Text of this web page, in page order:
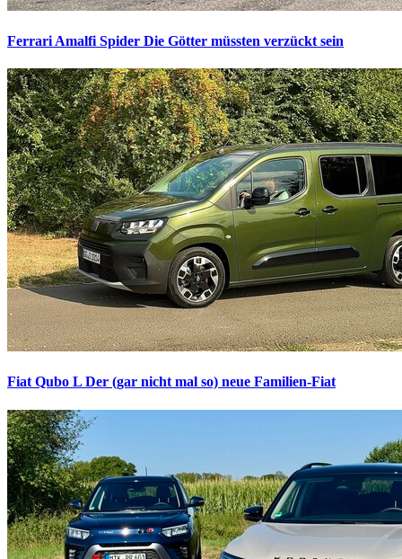
Ferrari Amalfi Spider Die Götter müssten verzückt sein
Fiat Qubo L Der (gar nicht mal so) neue Familien-Fiat